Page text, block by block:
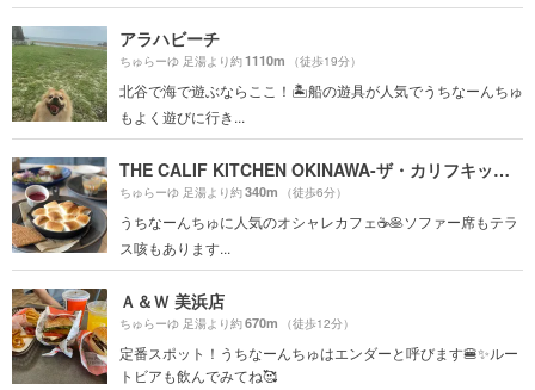
アラハビーチ
ちゅらーゆ 足湯より約1110m （徒歩19分）
北谷で海で遊ぶならここ！🏝船の遊具が人気でうちなーんちゅ
もよく遊びに行き...
THE CALIF KITCHEN OKINAWA-ザ・カリフキッチン沖縄-
ちゅらーゆ 足湯より約340m （徒歩6分）
うちなーんちゅに人気のオシャレカフェ☕️🥞ソファー席もテラ
ス咳もあります...
Ａ＆Ｗ 美浜店
ちゅらーゆ 足湯より約670m （徒歩12分）
定番スポット！うちなーんちゅはエンダーと呼びます🍔✨ルー
トビアも飲んでみてね🥰